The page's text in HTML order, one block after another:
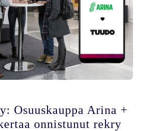
Osuuskauppa Arina +
onnistunut rekry